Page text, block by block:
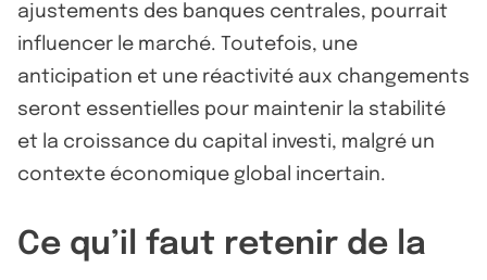
ajustements des banques centrales, pourrait
influencer le marché. Toutefois, une
anticipation et une réactivité aux changements
seront essentielles pour maintenir la stabilité
et la croissance du capital investi, malgré un
contexte économique global incertain.
Ce qu’il faut retenir de la